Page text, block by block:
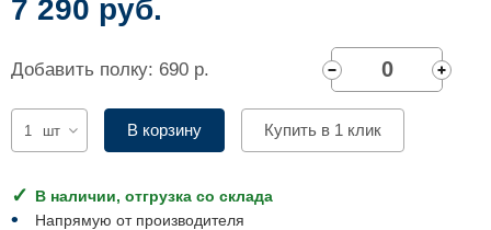
7 290 руб.
Добавить полку: 690 р.
шт В корзину Купить в 1 клик
В наличии, отгрузка со склада
Напрямую от производителя
Комплектующие для шкафов